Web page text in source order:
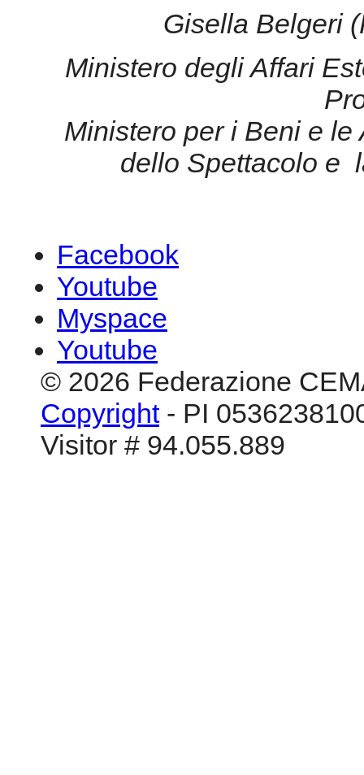
Gisella Belgeri (
Ministero degli Affari
Ministero per i Beni e le
dello Spettacolo e
Facebook
Youtube
Myspace
Youtube
© 2026 Federazione
Copyright- PI
Visitor # 94.055.889